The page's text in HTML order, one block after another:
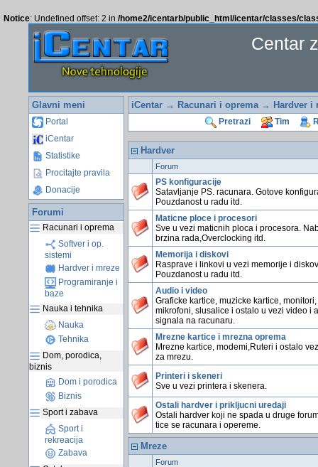
Notice: Undefined offset: 2 in /home2/icentarb/public_html/icentar/classes/
Centar
Glavni meni
Portal
iCentar
Statistike
Procitajte pravila
Donacije
Forumi
Racunari i oprema
Softver i op.
sistemi
Hardver i mreze
Programiranje i
baze
Nauka i tehnika
Nauka
Tehnika
Dom, porodica,
biznis
Dom i porodica
Biznis
Sport i zabava
Sport i
rekreacija
Zabava
iCentar→ Racunari i oprema→ Hardver i
Pretrazi Tim
Hardver
Forum
PS konfiguracije
Satavljanje PS. racunara. Gotove
Pouzdanost u radu itd.
Maticne ploce i procesori
Sve u vezi maticnih ploca i procesora.
brzina rada,Overclocking itd.
Memorija i diskovi
Rasprave i linkovi u vezi memorije i
Pouzdanost u radu itd.
Audio i video
Graficke kartice, muzicke kartice, monitori,
mikrofoni, slusalice i ostalo u vezi video i
signala na racunaru.
Mrezne kartice i mrezna oprema
Mrezne kartice, modemi,Ruteri i ostalo
za mrezu.
Printeri i skeneri
Sve u vezi printera i skenera.
Ostali hardver i prikljucni uredaji
Ostali hardver koji ne spada u druge
tice se racunara i opereme.
Mreze
Forum